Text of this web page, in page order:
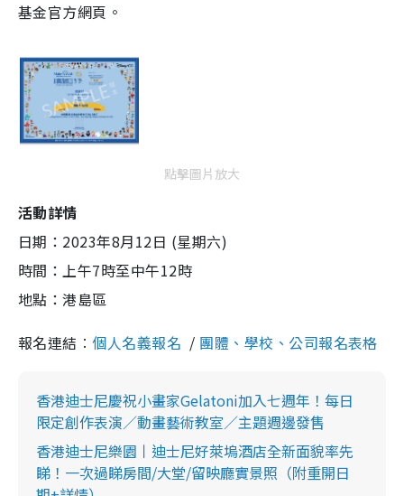
基金官方網頁。
點擊圖片放大
活動詳情
日期：2023年8月12日 (星期六)
時間：上午7時至中午12時
地點：港島區
報名連結︰個人名義報名 / 團體、學校、公司報名表格
香港迪士尼慶祝小畫家Gelatoni加入七週年！每日
限定創作表演／動畫藝術教室／主題週邊發售
香港迪士尼樂園丨迪士尼好萊塢酒店全新面貌率先
睇！一次過睇房間/大堂/留映廳實景照（附重開日